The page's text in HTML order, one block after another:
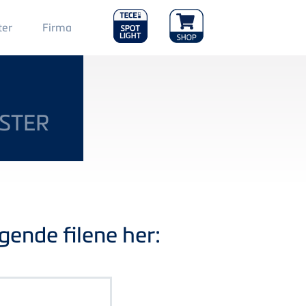
Main
Menu
2
Firma
filene her: